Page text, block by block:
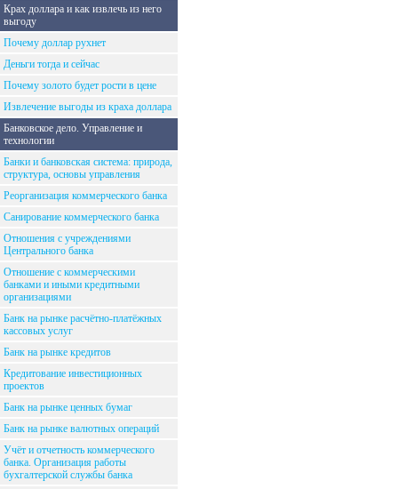
Крах доллара и как извлечь из него
выгоду
Почему доллар рухнет
Деньги тогда и сейчас
Почему золото будет рости в цене
Извлечение выгоды из краха доллара
Банковское дело. Управление и
технологии
Банки и банковская система: природа,
структура, основы управления
Реорганизация коммерческого банка
Санирование коммерческого банка
Отношения с учреждениями
Центрального банка
Отношение с коммерческими
банками и иными кредитными
организациями
Банк на рынке расчётно-платёжных
кассовых услуг
Банк на рынке кредитов
Кредитование инвестиционных
проектов
Банк на рынке ценных бумаг
Банк на рынке валютных операций
Учёт и отчетность коммерческого
банка. Организация работы
бухгалтерской службы банка